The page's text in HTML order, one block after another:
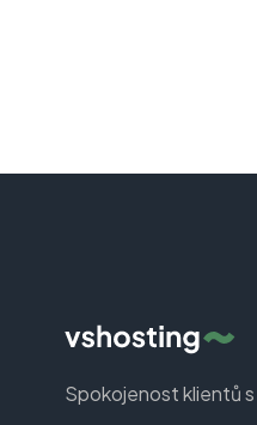
Spokojenost klientů